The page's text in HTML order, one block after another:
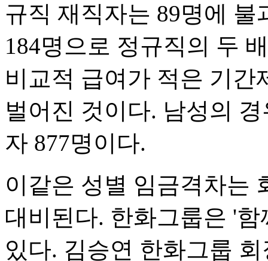
규직 재직자는 89명에
184명으로 정규직의 두
비교적 급여가 적은 기간
벌어진 것이다. 남성의
자 877명이다.
이같은 성별 임금격차는
대비된다. 한화그룹은 '
있다. 김승연 한화그룹